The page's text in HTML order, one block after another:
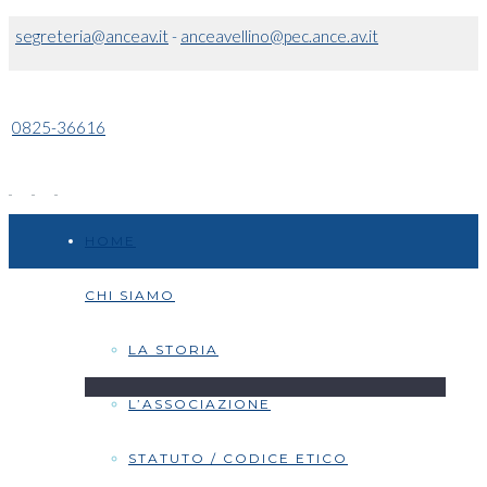
segreteria@anceav.it- anceavellino@pec.ance.av.it
0825-36616
CHI SIAMO
LA STORIA
L’ASSOCIAZIONE
STATUTO / CODICE ETICO